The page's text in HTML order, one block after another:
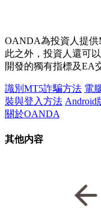
OANDA為投資人提供
此之外，投資人還可
開發的獨有指標及EA
識別MT5詐騙方法 電
裝與登入方法 Android
關於OANDA
其他内容